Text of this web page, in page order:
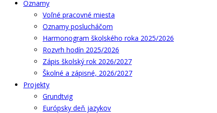
Oznamy
Voľné pracovné miesta
Oznamy poslucháčom
Harmonogram školského roka 2025/2026
Rozvrh hodín 2025/2026
Zápis školský rok 2026/2027
Školné a zápisné, 2026/2027
Projekty
Grundtvig
Európsky deň jazykov